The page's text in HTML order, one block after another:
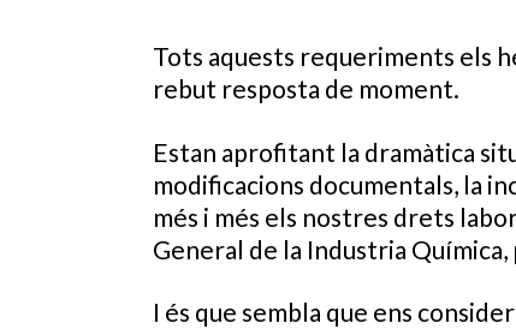
Tots aquests requeriments els
rebut resposta de moment.
Estan aprofitant la dramàtica
modificacions documentals, la
més i més els nostres drets
General de la Industria
I és que sembla que ens